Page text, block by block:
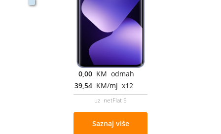
0,00 KM odmah
39,54 KM/mj x12
uz netFlat 5
Saznaj više